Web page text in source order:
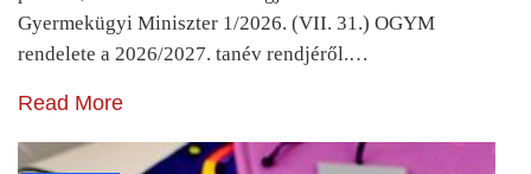
Gyermekügyi Miniszter 1/2026. (VII. 31.) OGYM
rendelete a 2026/2027. tanév rendjéről.…
Read More